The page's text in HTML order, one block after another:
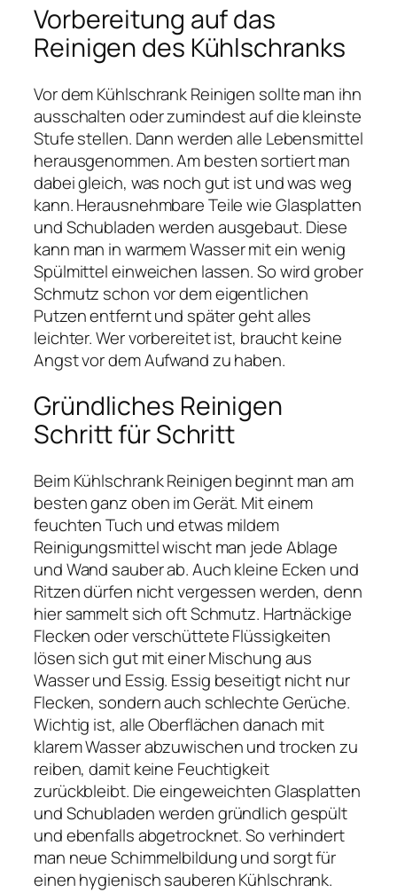
Vorbereitung auf das
Reinigen des Kühlschranks
Vor dem Kühlschrank Reinigen sollte man ihn
ausschalten oder zumindest auf die kleinste
Stufe stellen. Dann werden alle Lebensmittel
herausgenommen. Am besten sortiert man
dabei gleich, was noch gut ist und was weg
kann. Herausnehmbare Teile wie Glasplatten
und Schubladen werden ausgebaut. Diese
kann man in warmem Wasser mit ein wenig
Spülmittel einweichen lassen. So wird grober
Schmutz schon vor dem eigentlichen
Putzen entfernt und später geht alles
leichter. Wer vorbereitet ist, braucht keine
Angst vor dem Aufwand zu haben.
Gründliches Reinigen
Schritt für Schritt
Beim Kühlschrank Reinigen beginnt man am
besten ganz oben im Gerät. Mit einem
feuchten Tuch und etwas mildem
Reinigungsmittel wischt man jede Ablage
und Wand sauber ab. Auch kleine Ecken und
Ritzen dürfen nicht vergessen werden, denn
hier sammelt sich oft Schmutz. Hartnäckige
Flecken oder verschüttete Flüssigkeiten
lösen sich gut mit einer Mischung aus
Wasser und Essig. Essig beseitigt nicht nur
Flecken, sondern auch schlechte Gerüche.
Wichtig ist, alle Oberflächen danach mit
klarem Wasser abzuwischen und trocken zu
reiben, damit keine Feuchtigkeit
zurückbleibt. Die eingeweichten Glasplatten
und Schubladen werden gründlich gespült
und ebenfalls abgetrocknet. So verhindert
man neue Schimmelbildung und sorgt für
einen hygienisch sauberen Kühlschrank.